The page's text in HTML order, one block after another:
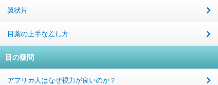
翼状片
目薬の上手な差し方
目の疑問
アフリカ人はなぜ視力が良いのか？